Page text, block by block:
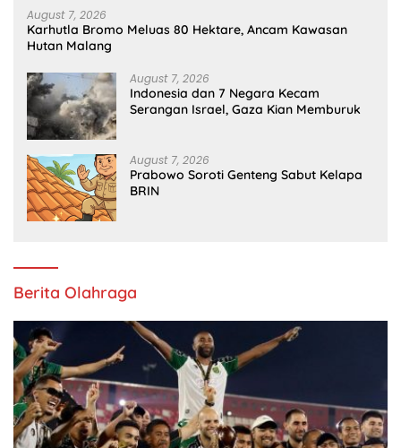
August 7, 2026
Karhutla Bromo Meluas 80 Hektare, Ancam Kawasan
Hutan Malang
August 7, 2026
Indonesia dan 7 Negara Kecam
Serangan Israel, Gaza Kian Memburuk
August 7, 2026
Prabowo Soroti Genteng Sabut Kelapa
BRIN
Berita Olahraga